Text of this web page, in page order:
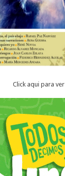
Click aqui para ver